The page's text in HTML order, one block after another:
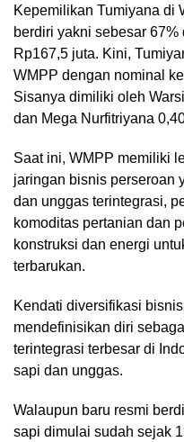
Kepemilikan Tumiyana di
berdiri yakni sebesar
Rp167,5 juta. Kini,
WMPP dengan nominal
Sisanya dimiliki oleh
dan Mega Nurfitriyana
Saat ini, WMPP memiliki
jaringan bisnis perseroan
dan unggas terintegrasi,
komoditas pertanian dan
konstruksi dan energi
terbarukan.
Kendati diversifikasi
mendefinisikan diri
terintegrasi terbesar di
sapi dan unggas.
Walaupun baru resmi
sapi dimulai sudah sejak